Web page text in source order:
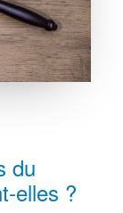
du
elles ?